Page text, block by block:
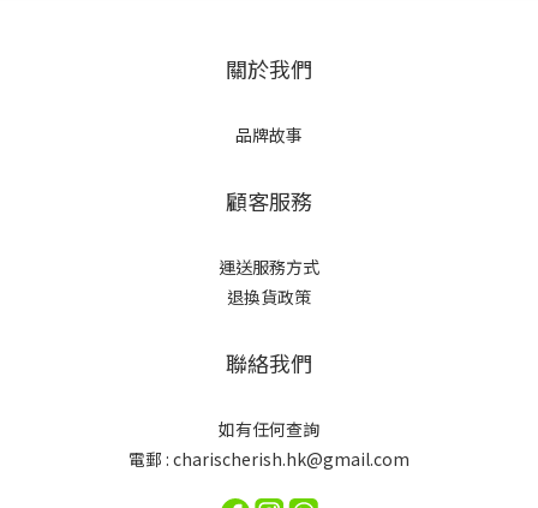
關於我們
品牌故事
顧客服務
運送服務方式
退換貨政策
聯絡我們
如有任何查詢
電郵 : charischerish.hk@gmail.com